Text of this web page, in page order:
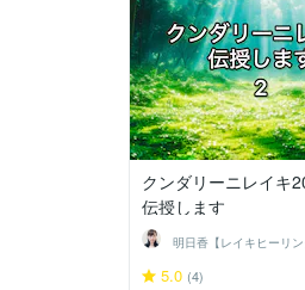
クンダリーニレイキ
伝授します
5.0 (4)